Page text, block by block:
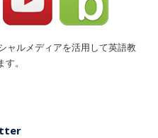
ャルメディアを活用して英語教
。